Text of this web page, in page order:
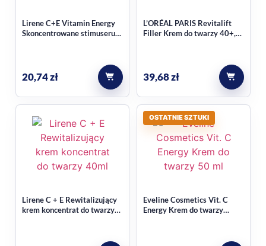
Lirene C+E Vitamin Energy
Skoncentrowane stimuserum
20,74zł
L’ORÉAL PARIS Revitalift
Filler Krem do twarzy 40+,
39,68zł
Lirene C + E Rewitalizujący
krem koncentrat do twarzy
OSTATNIE SZTUKI
Eveline Cosmetics Vit. C
Energy Krem do twarzy